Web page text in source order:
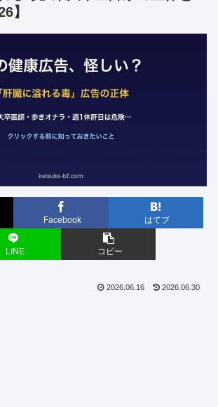
】
Facebook はてブ
LINE コピー
2026.06.16 2026.06.30